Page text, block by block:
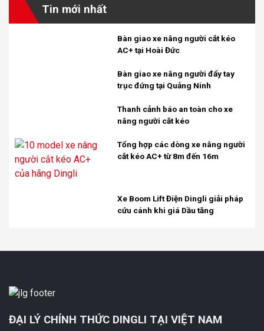
Tin mới nhất
Bàn giao xe nâng người cắt kéo
AC+ tại Hoài Đức
Bàn giao xe nâng người đẩy tay
trục đứng tại Quảng Ninh
Thanh cảnh báo an toàn cho xe
nâng người cắt kéo
Tổng hợp các dòng xe nâng người
cắt kéo AC+ từ 8m đến 16m
Xe Boom Lift Điện Dingli giải pháp
cứu cánh khi giá Dầu tăng
ĐẠI LÝ CHÍNH THỨC DINGLI TẠI VIỆT NAM